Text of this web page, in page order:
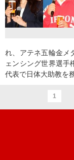
れ、アテネ五輪金メ
ェンシング世界選手
代表で日体大助教を
1